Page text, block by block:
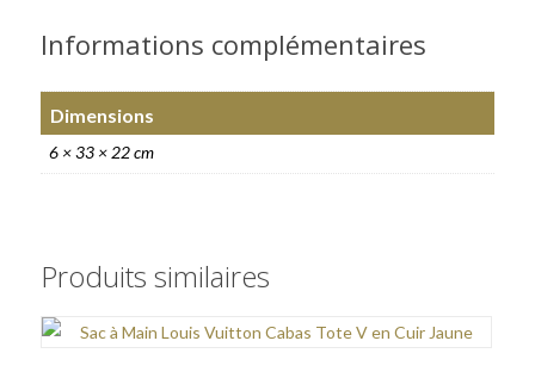
Informations complémentaires
Dimensions
6 × 33 × 22 cm
Produits similaires